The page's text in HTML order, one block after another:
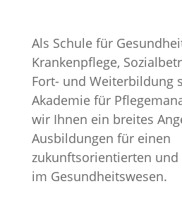
Als Schule für
Krankenpflege,
Fort- und Weiterbildung
Akademie für
wir Ihnen ein breites
Ausbildungen für einen
zukunftsorientierten
im Gesundheitswesen.